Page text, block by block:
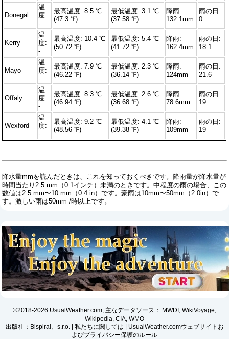
Donegal
温
度:
-
最高温度: 8.5 ℃
(47.3 ℉)
最低温度: 3.1 ℃
(37.58 ℉)
降雨:
132.1mm
雨の日:
0
Kerry
温
度:
-
最高温度: 10.4 ℃
(50.72 ℉)
最低温度: 5.4 ℃
(41.72 ℉)
降雨:
162.4mm
雨の日:
18.1
Mayo
温
度:
-
最高温度: 7.9 ℃
(46.22 ℉)
最低温度: 2.3 ℃
(36.14 ℉)
降雨:
124mm
雨の日:
21.6
Offaly
温
度:
-
最高温度: 8.3 ℃
(46.94 ℉)
最低温度: 2.6 ℃
(36.68 ℉)
降雨:
78.6mm
雨の日:
19
Wexford
温
度:
-
最高温度: 9.2 ℃
(48.56 ℉)
最低温度: 4.1 ℃
(39.38 ℉)
降雨:
109mm
雨の日:
19
降水量mmを読んだときは、これを知っておくべきです。降雨量が降水量が
時間当たり2.5 mm（0.1インチ）未満のときです。中程度の雨の場合、この
数値は2.5 mm〜10 mm（0.4 in）です。豪雨は10mm〜50mm（2.0in）で
す。激しい雨は50mm /時以上です。
©2018-2026 UsualWeather.com, 主なデータソース： MWDI, WikiVoyage,
Wikipedia, CIA, WMO
出版社：Bispiral、s.r.o. | 私たちに関しては | UsualWeather.comウェブサイトお
よびプライバシー保護のルール